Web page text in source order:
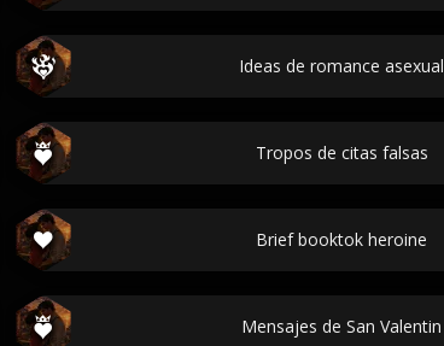
Ideas de romance asexual
Tropos de citas falsas
Brief booktok heroine
Mensajes de San Valentin